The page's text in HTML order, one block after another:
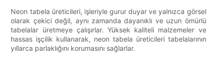
Neon tabela üreticileri, işleriyle gurur duyar ve yalnızca görsel
olarak çekici değil, aynı zamanda dayanıklı ve uzun ömürlü
tabelalar üretmeye çalışırlar. Yüksek kaliteli malzemeler ve
hassas işçilik kullanarak, neon tabela üreticileri tabelalarının
yıllarca parlaklığını korumasını sağlarlar.